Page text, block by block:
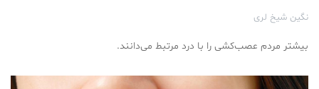
نگین شیخ لری
بیشتر مردم عصب‌کشی را با درد مرتبط می‌دانند.